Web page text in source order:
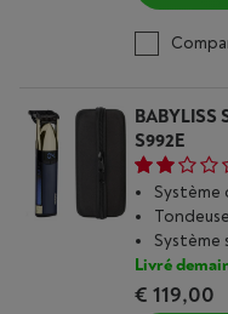
BABYLISS
S992E
Système
Système
Livré
€ 119,00